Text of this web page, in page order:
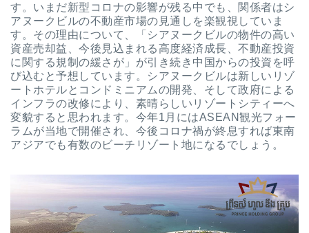
す。いまだ新型コロナの影響が残る中でも、関係者はシ
アヌークビルの不動産市場の見通しを楽観視していま
す。その理由について、「シアヌークビルの物件の高い
資産売却益、今後見込まれる高度経済成長、不動産投資
に関する規制の緩さが」が引き続き中国からの投資を呼
び込むと予想しています。シアヌークビルは新しいリゾ
ートホテルとコンドミニアムの開発、そして政府による
インフラの改修により、素晴らしいリゾートシティーへ
変貌すると思われます。今年1月にはASEAN観光フォー
ラムが当地で開催され、今後コロナ禍が終息すれば東南
アジアでも有数のビーチリゾート地になるでしょう。